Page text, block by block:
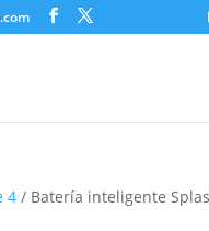
4 / Batería inteligente